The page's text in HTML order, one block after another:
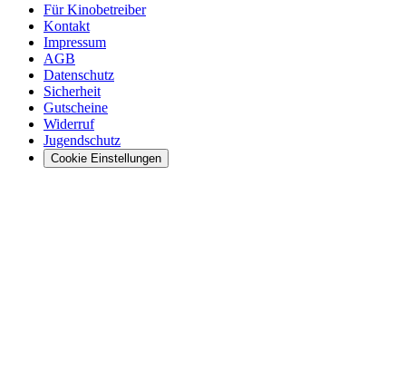
Für Kinobetreiber
Kontakt
Impressum
AGB
Datenschutz
Sicherheit
Gutscheine
Widerruf
Jugendschutz
Cookie Einstellungen